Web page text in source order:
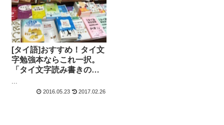
[タイ語]おすすめ！タイ文
字勉強本ならこれ一択。
「タイ文字読み書きの基
...
2016.05.23 2017.02.26